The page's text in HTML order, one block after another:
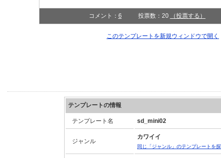
コメント： 6 投票数：20 （投票する）
このテンプレートを新規ウィンドウで開く
テンプレートの情報
テンプレート名 sd_mini02
ジャンル
カワイイ
同じ「ジャンル」のテンプレートを